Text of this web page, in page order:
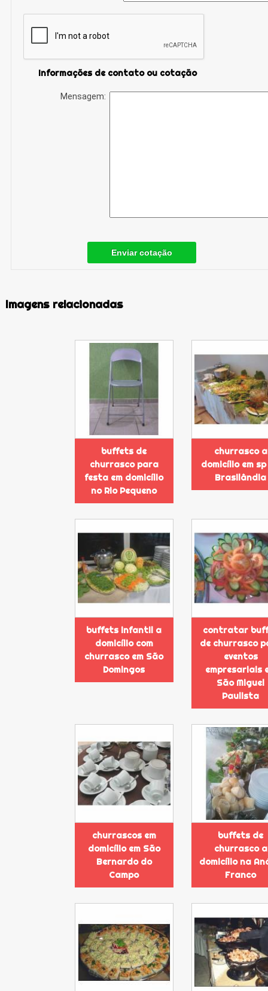
Informações de contato ou cotação
Mensagem:
Enviar cotação
Imagens relacionadas
buffets de
churrasco para
festa em domicílio
no Rio Pequeno
churrasco a
domicílio em
Brasilândia
buffets infantil a
domicílio com
churrasco em São
Domingos
contratar
de churrasco
eventos
empresariais
São Miguel
Paulista
churrascos em
domicílio em São
Bernardo do
Campo
buffets de
churrasco a
domicílio na
Franco